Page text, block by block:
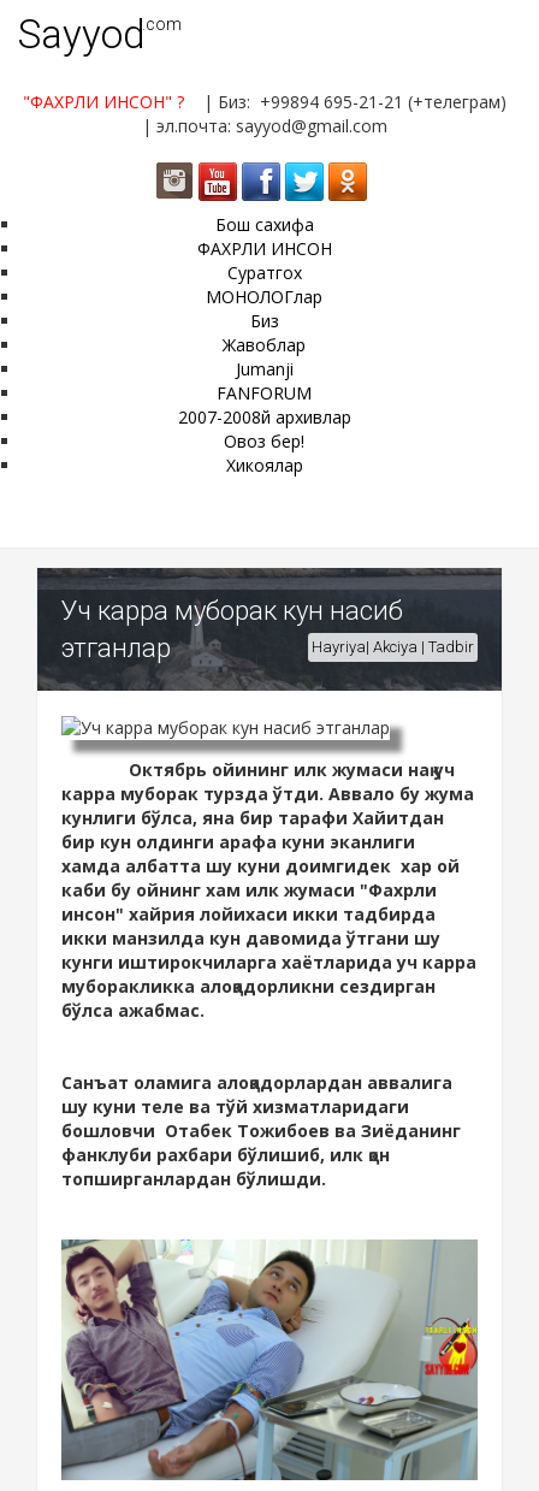
Sayyod.com
"ФАХРЛИ ИНСОН" ?
| Биз: +99894 695-21-21 (+телеграм)
| эл.почта: sayyod@gmail.com
Бош сахифа
ФАХРЛИ ИНСОН
Суратгох
МОНОЛОГлар
Биз
Жавоблар
Jumanji
FANFORUM
2007-2008й архивлар
Овоз бер!
Хикоялар
Уч карра муборак кун насиб
этганлар
Hayriya| Akciya | Tadbir
Октябрь ойининг илк жумаси нақ уч
карра муборак турзда ўтди. Аввало бу жума
кунлиги бўлса, яна бир тарафи Хайитдан
бир кун олдинги арафа куни эканлиги
хамда албатта шу куни доимгидек хар ой
каби бу ойнинг хам илк жумаси "Фахрли
инсон" хайрия лойихаси икки тадбирда
икки манзилда кун давомида ўтгани шу
кунги иштирокчиларга хаётларида уч карра
муборакликка алоқадорликни сездирган
бўлса ажабмас.
Санъат оламига алоқадорлардан аввалига
шу куни теле ва тўй хизматларидаги
бошловчи Отабек Тожибоев ва Зиёданинг
фанклуби рахбари бўлишиб, илк қон
топширганлардан бўлишди.